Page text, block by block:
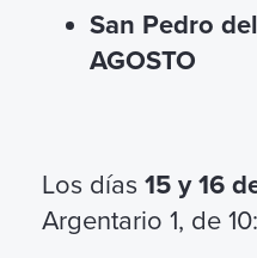
de oración entre
(366-384) también
está pegada en la
devoción que los
a embellecer su
del venerado
San Pedro
AGOSTO
Los días 15 y 16
Argentario 1, de